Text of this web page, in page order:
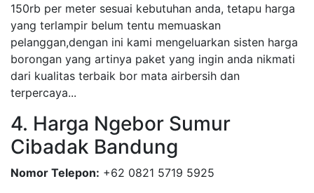
150rb per meter sesuai kebutuhan anda, tetapu harga
yang terlampir belum tentu memuaskan
pelanggan,dengan ini kami mengeluarkan sisten harga
borongan yang artinya paket yang ingin anda nikmati
dari kualitas terbaik bor mata airbersih dan
terpercaya...
4. Harga Ngebor Sumur
Cibadak Bandung
Nomor Telepon: +62 0821 5719 5925